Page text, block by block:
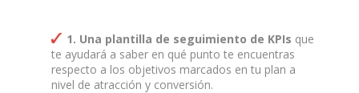
1. Una plantilla de seguimiento de KPIs que
te ayudará a saber en qué punto te encuentras
respecto a los objetivos marcados en tu plan a
nivel de atracción y conversión.